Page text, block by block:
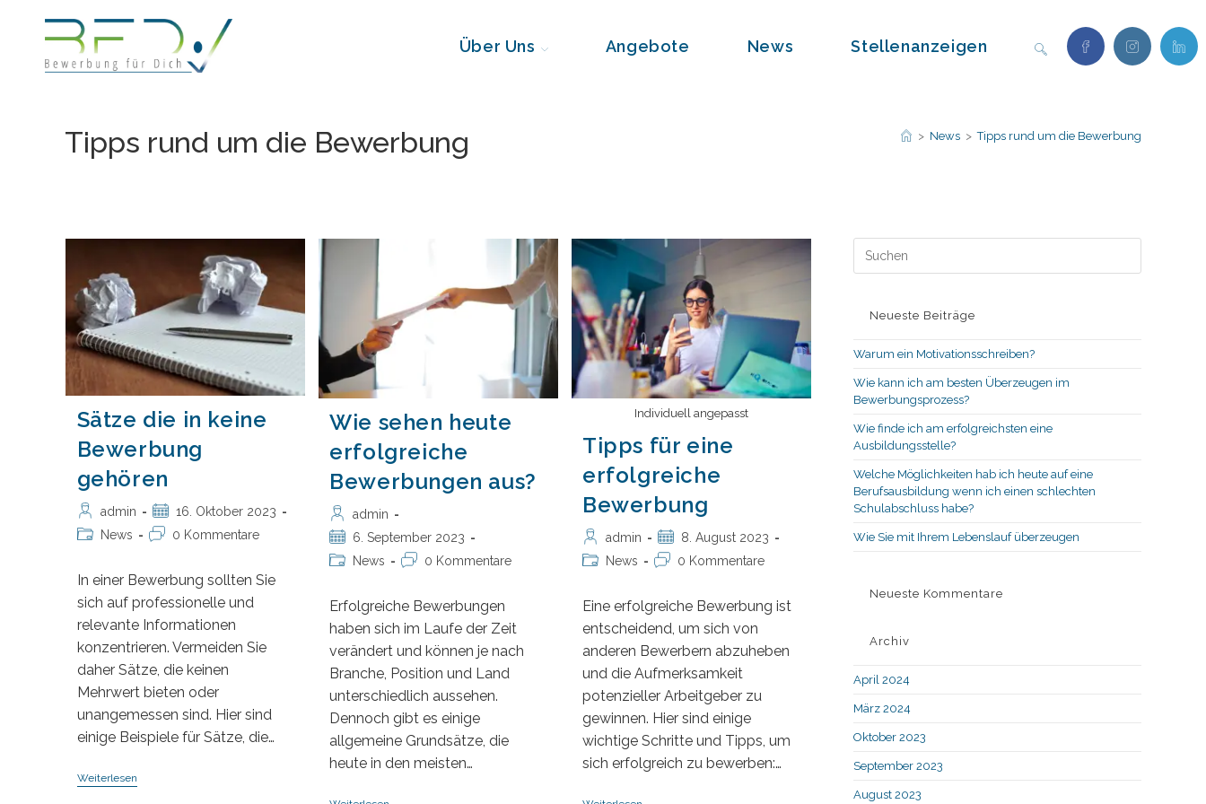
Über Uns Angebote News Stellenanzeigen Website-
Tipps rund um die Bewerbung > News > Tipps rund um die Bewerbung
Sätze die in keine
Bewerbung
gehören
Beitrags-
Autor:
admin
Beitrag
veröffentlicht:
16. Oktober 2023
Beitrags-
News
Beitrags-0 Kommentare
In einer Bewerbung sollten Sie
sich auf professionelle und
relevante Informationen
konzentrieren. Vermeiden Sie
daher Sätze, die keinen
Mehrwert bieten oder
unangemessen sind. Hier sind
einige Beispiele für Sätze, die…
WeiterlesenSätze
Wie sehen heute
erfolgreiche
Bewerbungen aus?
Beitrags-
Autor:
admin
Beitrag
veröffentlicht:
6. September 2023
Beitrags-
News
Beitrags-0 Kommentare
Erfolgreiche Bewerbungen
haben sich im Laufe der Zeit
verändert und können je nach
Branche, Position und Land
unterschiedlich aussehen.
Dennoch gibt es einige
allgemeine Grundsätze, die
heute in den meisten…
Individuell angepasst
Tipps für eine
erfolgreiche
Bewerbung
Beitrags-
Autor:
admin
Beitrag
veröffentlicht:
8. August 2023
Beitrags-
News
Beitrags-0 Kommentare
Eine erfolgreiche Bewerbung ist
entscheidend, um sich von
anderen Bewerbern abzuheben
und die Aufmerksamkeit
potenzieller Arbeitgeber zu
gewinnen. Hier sind einige
wichtige Schritte und Tipps, um
sich erfolgreich zu bewerben:…
Neueste Beiträge
Warum ein Motivationsschreiben?
Wie kann ich am besten Überzeugen im
Bewerbungsprozess?
Wie finde ich am erfolgreichsten eine
Ausbildungsstelle?
Welche Möglichkeiten hab ich heute auf eine
Berufsausbildung wenn ich einen schlechten
Schulabschluss habe?
Wie Sie mit Ihrem Lebenslauf überzeugen
Neueste Kommentare
Archiv
April 2024
März 2024
Oktober 2023
September 2023
August 2023